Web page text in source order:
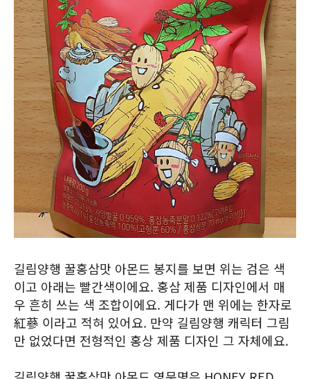
길림양행 꿀홍삼맛 아몬드 봉지를 보면 위는 검은 색
이고 아래는 빨간색이에요. 홍삼 제품 디자인에서 매
우 흔히 쓰는 색 조합이에요. 게다가 맨 위에는 한자로
紅蔘 이라고 적혀 있어요. 만약 길림양행 캐릭터 그림
만 없었다면 전형적인 홍상 제품 디자인 그 자체에요.